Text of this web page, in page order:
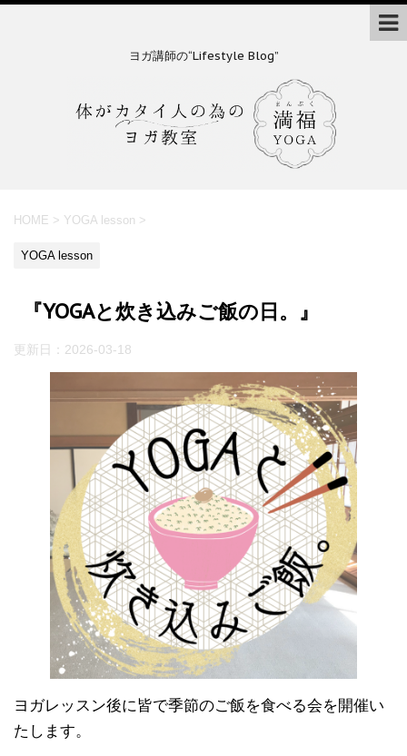
ヨガ講師の“Lifestyle Blog”
HOME > YOGA lesson >
YOGA lesson
『YOGAと炊き込みご飯の日。』
更新日： 2026-03-18
ヨガレッスン後に皆で季節のご飯を食べる会を開催い
たします。